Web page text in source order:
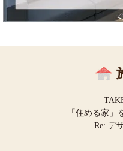
「住める家」
Re: デ